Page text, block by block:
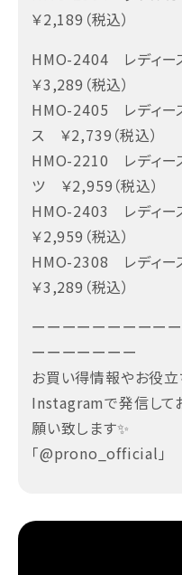
￥2,189（税込）
HMO-2404 レディー
￥3,289（税込）
HMO-2405 レディー
ス ￥2,739（税込）
HMO-2210 レディー
ツ ￥2,959（税込）
HMO-2403 レディー
￥2,959（税込）
HMO-2308 レディー
￥3,289（税込）
ーーーーーーーーー
ーーーーーーー
お買い得情報やお役
Instagramで発信して
願い致します✨
「@prono_official」